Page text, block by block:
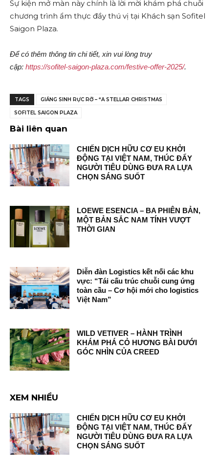
Sự kiện mở màn này chính là lời mời khám phá chuỗi
chương trình ẩm thực đầy thú vị tại Khách sạn Sofitel
Saigon Plaza.
Để có thêm thông tin chi tiết, xin vui lòng truy
cập: https://sofitel-saigon-plaza.com/festive-offer-2025/.
TAGS GIÁNG SINH RỰC RỠ – “A STELLAR CHRISTMAS
SOFITEL SAIGON PLAZA
Bài liên quan
CHIẾN DỊCH HỮU CƠ EU KHỞI
ĐỘNG TẠI VIỆT NAM, THÚC ĐẨY
NGƯỜI TIÊU DÙNG ĐƯA RA LỰA
CHỌN SÁNG SUỐT
LOEWE ESENCIA – BA PHIÊN BẢN,
MỘT BẢN SẮC NAM TÍNH VƯỢT
THỜI GIAN
Diễn đàn Logistics kết nối các khu
vực: “Tái cấu trúc chuỗi cung ứng
toàn cầu – Cơ hội mới cho logistics
Việt Nam”
WILD VETIVER – HÀNH TRÌNH
KHÁM PHÁ CỎ HƯƠNG BÀI DƯỚI
GÓC NHÌN CỦA CREED
XEM NHIỀU
CHIẾN DỊCH HỮU CƠ EU KHỞI
ĐỘNG TẠI VIỆT NAM, THÚC ĐẨY
NGƯỜI TIÊU DÙNG ĐƯA RA LỰA
CHỌN SÁNG SUỐT